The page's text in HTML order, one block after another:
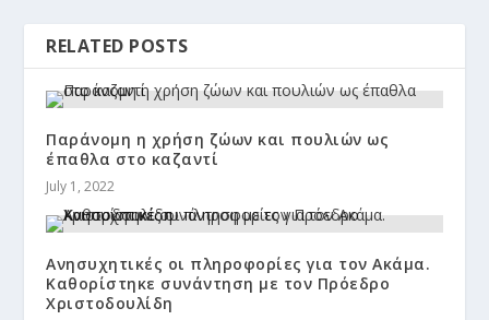
RELATED POSTS
Παράνομη η χρήση ζώων και πουλιών ως
έπαθλα στο καζαντί
July 1, 2022
Ανησυχητικές οι πληροφορίες για τον Ακάμα.
Καθορίστηκε συνάντηση με τον Πρόεδρο
Χριστοδουλίδη